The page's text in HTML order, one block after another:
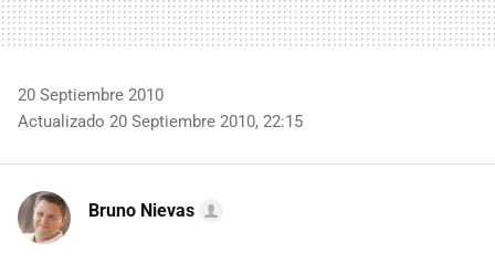
20 Septiembre 2010
Actualizado 20 Septiembre 2010, 22:15
Bruno Nievas